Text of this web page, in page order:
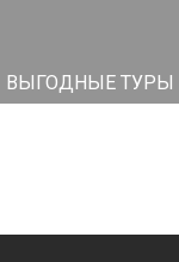
ВЫГОДНЫЕ ТУРЫ